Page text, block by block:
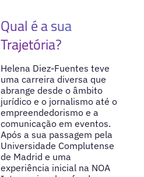
Qual é a sua
Trajetória?
Helena Diez-Fuentes teve
uma carreira diversa que
abrange desde o âmbito
jurídico e o jornalismo até o
empreendedorismo e a
comunicação em eventos.
Após a sua passagem pela
Universidade Complutense
de Madrid e uma
experiência inicial na NOA